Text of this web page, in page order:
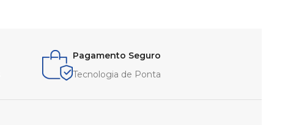
Pagamento Seguro
Tecnologia de Ponta